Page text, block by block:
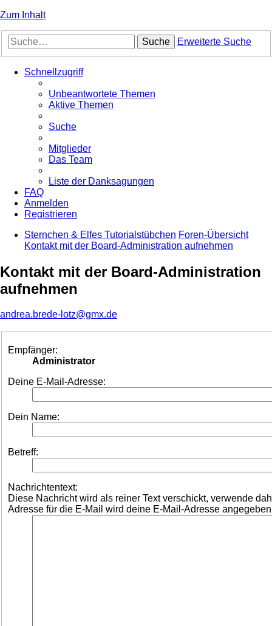
Zum Inhalt
Suche Erweiterte Suche
Schnellzugriff
Unbeantwortete Themen
Aktive Themen
Suche
Mitglieder
Das Team
Liste der Danksagungen
FAQ
Anmelden
Registrieren
Sternchen & Elfes Tutorialstübchen Foren-Übersicht
Kontakt mit der Board-Administration aufnehmen
Kontakt mit der Board-Administration
aufnehmen
andrea.brede-lotz@gmx.de
Empfänger:
Administrator
Deine E-Mail-Adresse:
Dein Name:
Betreff:
Nachrichtentext:
Diese Nachricht wird als reiner Text verschickt, verwende
Adresse für die E-Mail wird deine E-Mail-Adresse